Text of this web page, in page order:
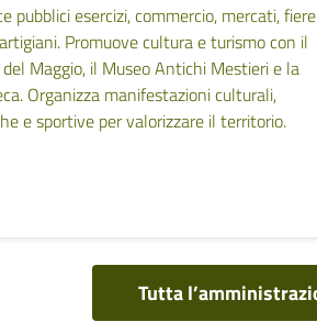
pubblici esercizi, commercio, mercati, fiere
Promuove cultura e turismo con il
Maggio, il Museo Antichi Mestieri e la
Organizza manifestazioni culturali,
e sportive per valorizzare il territorio.
Tutta